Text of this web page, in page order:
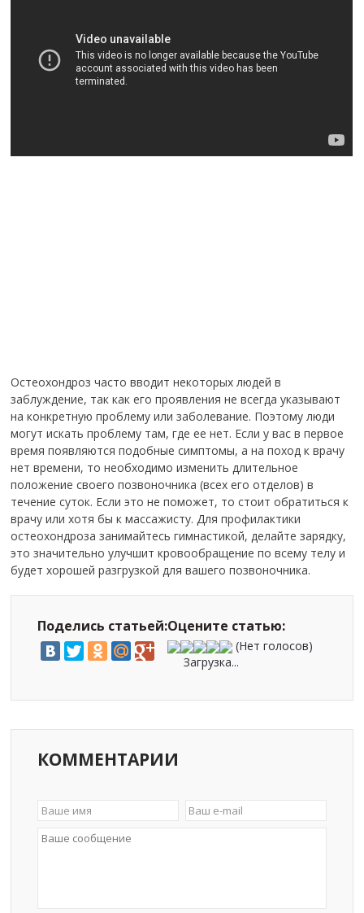
Остеохондроз часто вводит некоторых людей в
заблуждение, так как его проявления не всегда указывают
на конкретную проблему или заболевание. Поэтому люди
могут искать проблему там, где ее нет. Если у вас в первое
время появляются подобные симптомы, а на поход к врачу
нет времени, то необходимо изменить длительное
положение своего позвоночника (всех его отделов) в
течение суток. Если это не поможет, то стоит обратиться к
врачу или хотя бы к массажисту. Для профилактики
остеохондроза занимайтесь гимнастикой, делайте зарядку,
это значительно улучшит кровообращение по всему телу и
будет хорошей разгрузкой для вашего позвоночника.
Поделись статьей:Оцените статью:
(Нет голосов)
Загрузка...
КОММЕНТАРИИ